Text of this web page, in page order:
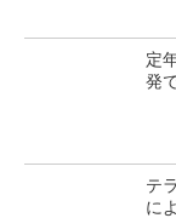
定
発
テ
に